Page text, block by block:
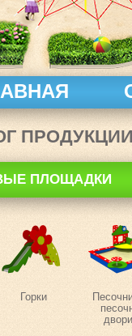
ПРОДУКЦИИ
ПЛОЩАДКИ
Горки